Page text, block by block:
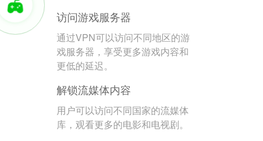
访问游戏服务器
通过VPN可以访问不同地区的游
戏服务器，享受更多游戏内容和
更低的延迟。
解锁流媒体内容
用户可以访问不同国家的流媒体
库，观看更多的电影和电视剧。